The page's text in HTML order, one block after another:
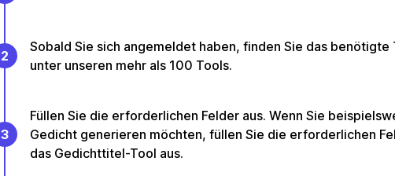
2
Sobald Sie sich angemeldet haben, finden Sie das benötigte
unter unseren mehr als 100 Tools.
3
Füllen Sie die erforderlichen Felder aus. Wenn Sie
Gedicht generieren möchten, füllen Sie die erforderlichen
das Gedichttitel-Tool aus.